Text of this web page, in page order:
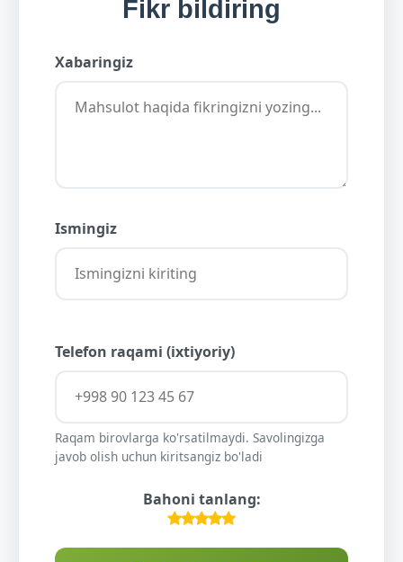
Fikr bildiring
Xabaringiz
Ismingiz
Telefon raqami (ixtiyoriy)
Raqam birovlarga ko'rsatilmaydi. Savolingizga
javob olish uchun kiritsangiz bo'ladi
Bahoni tanlang: